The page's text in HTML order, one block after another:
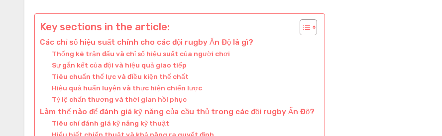
Key sections in the article:
Các chỉ số hiệu suất chính cho các đội rugby Ấn Độ là gì?
Thống kê trận đấu và chỉ số hiệu suất của người chơi
Sự gắn kết của đội và hiệu quả giao tiếp
Tiêu chuẩn thể lực và điều kiện thể chất
Hiệu quả huấn luyện và thực hiện chiến lược
Tỷ lệ chấn thương và thời gian hồi phục
Làm thế nào để đánh giá kỹ năng của cầu thủ trong các đội rugby Ấn Độ?
Tiêu chí đánh giá kỹ năng kỹ thuật